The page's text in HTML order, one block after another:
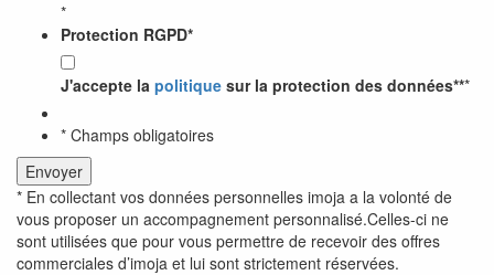
*
Protection RGPD*
J'accepte la politique sur la protection des données***
* Champs obligatoires
* En collectant vos données personnelles imoja a la volonté de
vous proposer un accompagnement personnalisé.Celles-ci ne
sont utilisées que pour vous permettre de recevoir des offres
commerciales d’imoja et lui sont strictement réservées.